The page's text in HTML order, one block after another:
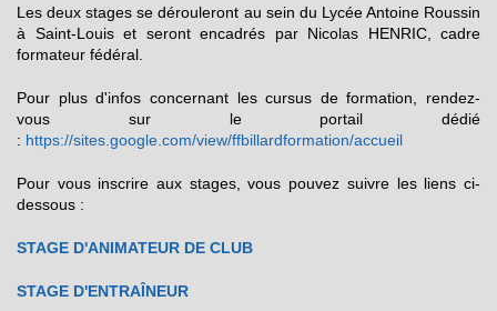
Les deux stages se dérouleront au sein du Lycée Antoine Roussin
à Saint-Louis et seront encadrés par Nicolas HENRIC, cadre
formateur fédéral.
Pour plus d'infos concernant les cursus de formation, rendez-
vous sur le portail dédié
: https://sites.google.com/view/ffbillardformation/accueil
Pour vous inscrire aux stages, vous pouvez suivre les liens ci-
dessous :
STAGE D'ANIMATEUR DE CLUB
STAGE D'ENTRAÎNEUR